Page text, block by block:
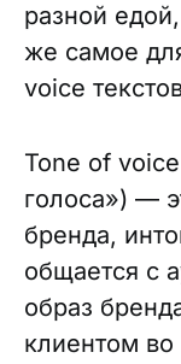
разной
же самое
voice
Tone of
голоса») —
бренда,
общается с
образ
клиентом во